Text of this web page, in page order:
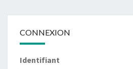
CONNEXION
Identifiant